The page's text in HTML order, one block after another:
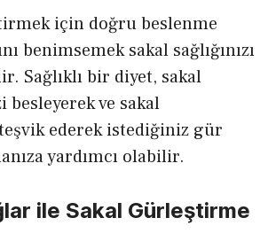
için doğru beslenme
benimsemek sakal sağlığınızı
Sağlıklı bir diyet, sakal
ve sakal
ederek istediğiniz gür
yardımcı olabilir.
ile Sakal Gürleştirme